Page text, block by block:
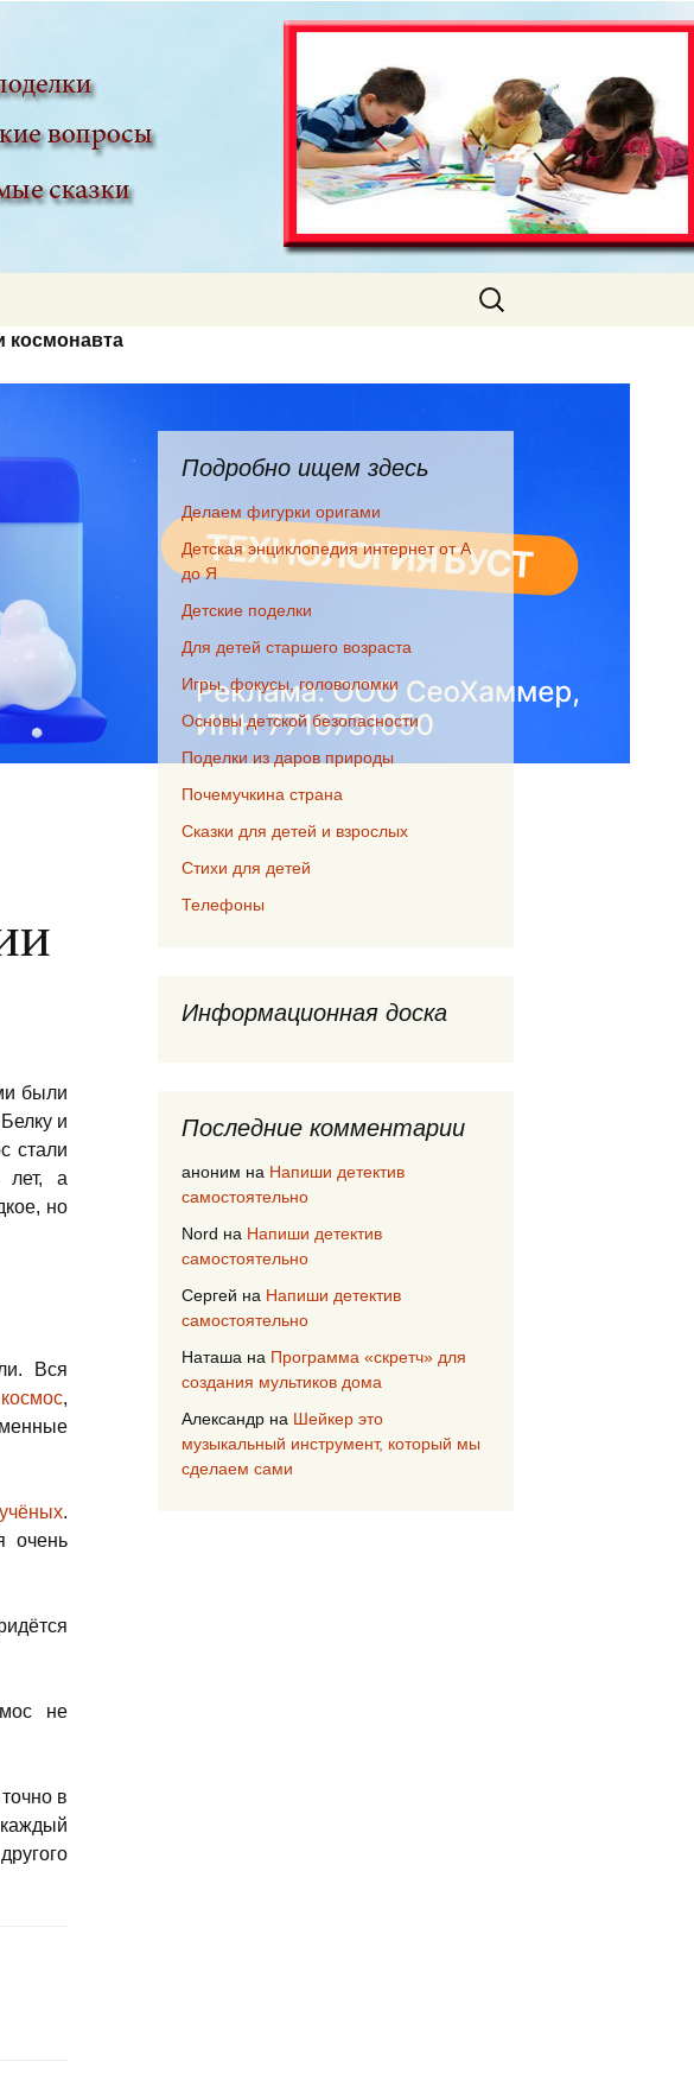
Искать:
космонавта
были
и
стали
лет, а
но
Вся
космос,
учёных.
очень
не
в
Подробно ищем здесь
Делаем фигурки оригами
Детская энциклопедия интернет от А
до Я
Детские поделки
Для детей старшего возраста
Игры, фокусы, головоломки
Основы детской безопасности
Поделки из даров природы
Почемучкина страна
Сказки для детей и взрослых
Стихи для детей
Телефоны
Информационная доска
Последние комментарии
аноним на Напиши детектив
самостоятельно
Nord на Напиши детектив
самостоятельно
Сергей на Напиши детектив
самостоятельно
Наташа на Программа «скретч» для
создания мультиков дома
Александр на Шейкер это
музыкальный инструмент, который мы
сделаем сами